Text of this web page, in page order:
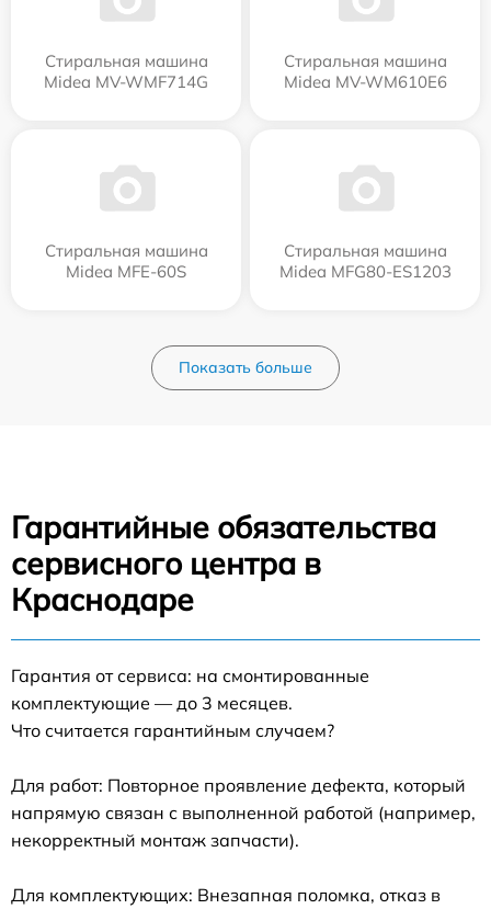
Стиральная машина
Midea MV-WMF714G
Стиральная машина
Midea MV-WM610E6
Стиральная машина
Midea MFE-60S
Стиральная машина
Midea MFG80-ES1203
Показать больше
Гарантийные обязательства
сервисного центра в
Краснодаре
Гарантия от сервиса: на смонтированные
комплектующие — до 3 месяцев.
Что считается гарантийным случаем?
Для работ: Повторное проявление дефекта, который
напрямую связан с выполненной работой (например,
некорректный монтаж запчасти).
Для комплектующих: Внезапная поломка, отказ в